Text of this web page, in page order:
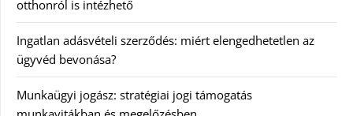
otthonról is intézhető
Ingatlan adásvételi szerződés: miért elengedhetetlen az
ügyvéd bevonása?
Munkaügyi jogász: stratégiai jogi támogatás